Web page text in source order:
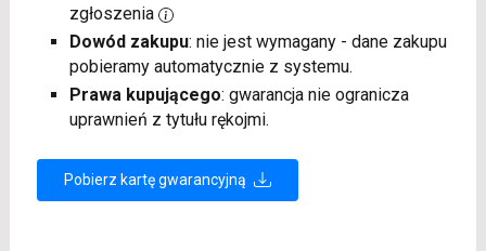
zgłoszenia
Dowód zakupu: nie jest wymagany - dane zakupu
pobieramy automatycznie z systemu.
Prawa kupującego: gwarancja nie ogranicza
uprawnień z tytułu rękojmi.
Pobierz kartę gwarancyjną